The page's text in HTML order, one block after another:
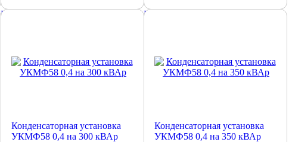
Конденсаторная установка
УКМФ58 0,4 на 300 кВАр
Подробнее
Конденсаторная установка
УКМФ58 0,4 на 350 кВАр
Подробнее